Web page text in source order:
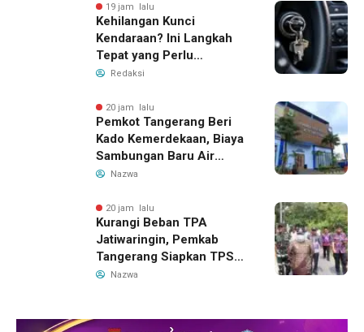
19 jam lalu
Kehilangan Kunci
Kendaraan? Ini Langkah
Tepat yang Perlu
Dilakukan
Redaksi
20 jam lalu
Pemkot Tangerang Beri
Kado Kemerdekaan, Biaya
Sambungan Baru Air
Bersih Dipangkas Jadi
Nazwa
20 jam lalu
Kurangi Beban TPA
Jatiwaringin, Pemkab
Tangerang Siapkan TPS3R
Baru di Tigaraksa
Nazwa